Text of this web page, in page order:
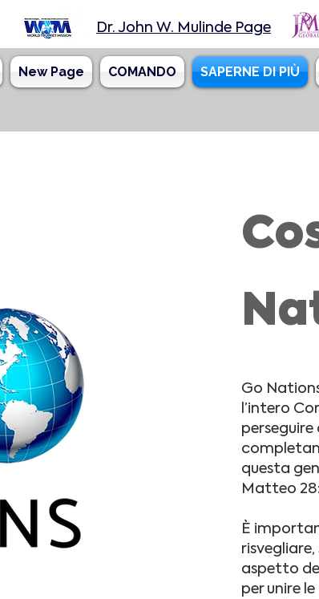
Dr. John W. Mulinde Page
New Page COMANDO SAPERNE DI PIÙ
Go
l’intero
questa
Matteo
È
aspetto
per unire